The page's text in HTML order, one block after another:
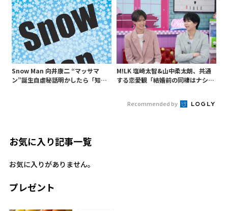
Snow Man 向井康二 “マッサマ
ン”誕生自虐秘話明かしたら「知ら
M!LK 塩崎太智&山中柔太朗、共通
する恋愛観「結婚前の同棲はナシ」
Recommended by
お気に入り記事一覧
お気に入りがありません。
プレゼント